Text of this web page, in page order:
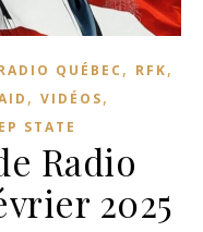
QUÉBEC , RFK,
, VIDÉOS,
STATE
Radio
2025